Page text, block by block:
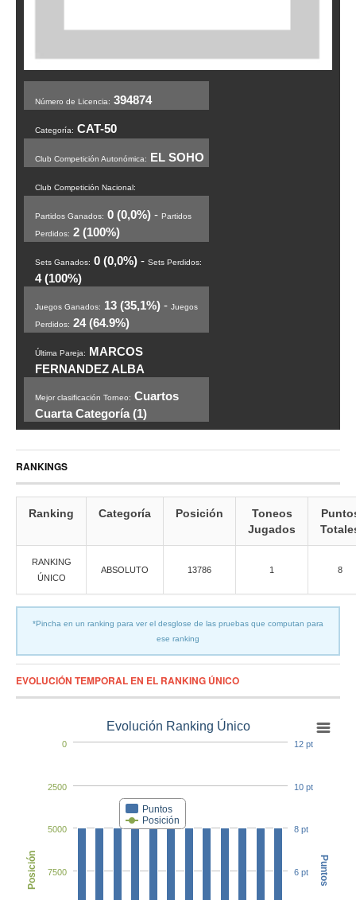
Número de Licencia: 394874
Categoría: CAT-50
Club Competición Autonómica: EL SOHO
Club Competición Nacional:
Partidos Ganados: 0 (0,0%) - Partidos
Perdidos: 2 (100%)
Sets Ganados: 0 (0,0%) - Sets Perdidos:
4 (100%)
Juegos Ganados: 13 (35,1%) - Juegos
Perdidos: 24 (64.9%)
Última Pareja: MARCOS
FERNANDEZ ALBA
Mejor clasificación Torneo: Cuartos
Cuarta Categoría (1)
RANKINGS
Ranking Categoría Posición
Toneos
Jugados
RANKING
ÚNICO
ABSOLUTO 13786 1 8
*Pincha en un ranking para ver el desglose de las pruebas que computan para
ese ranking
EVOLUCIÓN TEMPORAL EN EL RANKING ÚNICO
Posición Puntos
Evolución Ranking Único
Puntos
Posición
0
2500
5000
7500 6 pt
8 pt
10 pt
12 pt